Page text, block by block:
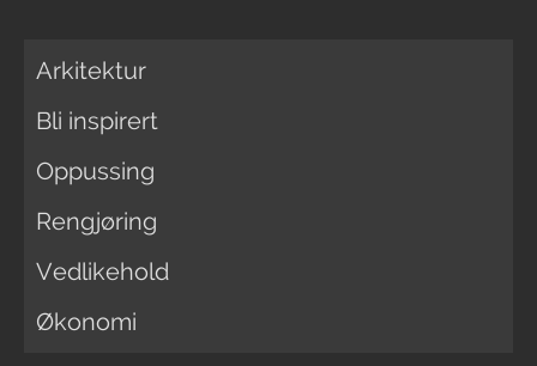
Arkitektur
Bli inspirert
Oppussing
Rengjøring
Vedlikehold
Økonomi